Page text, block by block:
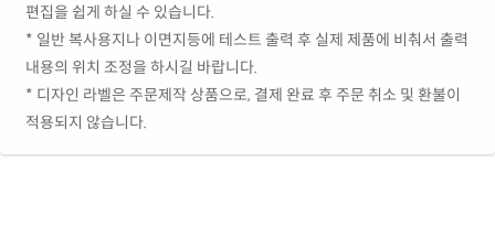
편집을 쉽게 하실 수 있습니다.
* 일반 복사용지나 이면지등에 테스트 출력 후 실제 제품에 비춰서 출력
내용의 위치 조정을 하시길 바랍니다.
* 디자인 라벨은 주문제작 상품으로, 결제 완료 후 주문 취소 및 환불이
적용되지 않습니다.